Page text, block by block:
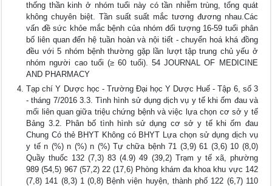
thống thần kinh ở nhóm tuổi này có tần nhiễm trùng, tổng quát
không chuyên biệt. Tần suất suất mắc tương đương nhau.Các
vấn đề sức khỏe mắc bệnh của nhóm đối tượng 16-59 tuổi phân
bố liên quan đến hệ tuần hoàn và nội tiết - chuyển hoá khá đồng
đều với 5 nhóm bệnh thường gặp lần lượt tập trung chủ yếu ở
nhóm người cao tuổi (≥ 60 tuổi). 54 JOURNAL OF MEDICINE
AND PHARMACY
Tạp chí Y Dược học - Trường Đại học Y Dược Huế - Tập 6, số 3
- tháng 7/2016 3.3. Tình hình sử dụng dịch vụ y tế khi ốm đau và
mối liên quan giữa triệu chứng bệnh và việc lựa chọn cơ sở y tế
Bảng 3.2. Phân bố tình hình sử dụng cơ sở y tế khi ốm đau
Chung Có thẻ BHYT Không có BHYT Lựa chọn sử dụng dịch vụ
y tế n (%) n (%) n (%) Tự chữa bệnh 71 (3,9) 61 (3,6) 10 (8,0)
Quầy thuốc 132 (7,3) 83 (4.9) 49 (39,2) Trạm y tế xã, phường
989 (54,5) 967 (57,2) 22 (17,6) Phòng khám đa khoa khu vực 142
(7,8) 141 (8,3) 1 (0,8) Bệnh viện huyện, thành phố 122 (6,7) 110